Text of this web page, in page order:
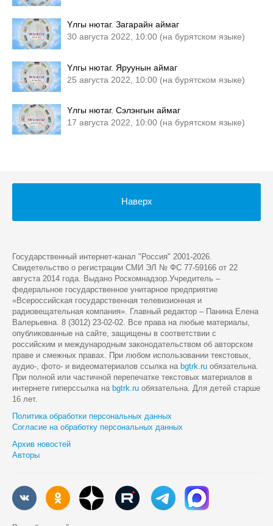
Yлгы нютаг. Загарайн аймаг
30 августа 2022, 10:00 (на бурятском языке)
Yлгы нютаг. Яруунын аймаг
25 августа 2022, 10:00 (на бурятском языке)
Yлгы нютаг. Сэлэнгын аймаг
17 августа 2022, 10:00 (на бурятском языке)
Наверх
Государственный интернет-канал "Россия" 2001-2026.
Cвидетельство о регистрации СМИ ЭЛ № ФС 77-59166 от 22
августа 2014 года. Выдано Роскомнадзор.Учредитель –
федеральное государственное унитарное предприятие
«Всероссийская государственная телевизионная и
радиовещательная компания». Главный редактор – Панина Елена
Валерьевна. 8 (3012) 23-02-02. Все права на любые материалы,
опубликованные на сайте, защищены в соответствии с
российским и международным законодательством об авторском
праве и смежных правах. При любом использовании текстовых,
аудио-, фото- и видеоматериалов ссылка на bgtrk.ru обязательна.
При полной или частичной перепечатке текстовых материалов в
интернете гиперссылка на bgtrk.ru обязательна. Для детей старше
16 лет.
Политика обработки персональных данных
Согласие на обработку персональных данных
Архив новостей
Авторы